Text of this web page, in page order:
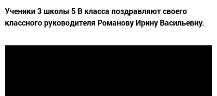
Ученики 3 школы 5 В класса поздравляют своего
классного руководителя Романову Ирину Васильевну.